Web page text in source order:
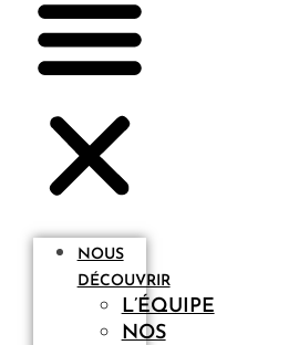
NOUS
DÉCOUVRIR
L’ÉQUIPE
NOS